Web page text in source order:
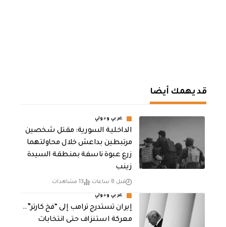
قد يهمك أيضا
عربي ودولي
الداخلية السورية: مقتل شخصين
مرتبطين بداعش خلال محاولتهما
زرع عبوة ناسفة بمنطقة السيدة
زينب
قبل 8 ساعات 13 مشاهدات
عربي ودولي
إيران تستدرج ترامب إلى “فخ كارتر”..
معركة استنزاف حتى انتخابات